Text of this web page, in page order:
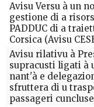
Avisu Versu à un
gestione di a
PADDUC di a
Corsica (Avisu
Avisu rilativu à
supracusti ligati à
nant'à e
sfruttera di u
passageri